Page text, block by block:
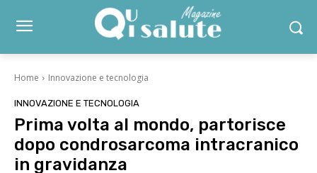
Home Innovazione e tecnologia
INNOVAZIONE E TECNOLOGIA
Prima volta al mondo, partorisce
dopo condrosarcoma intracranico
in gravidanza